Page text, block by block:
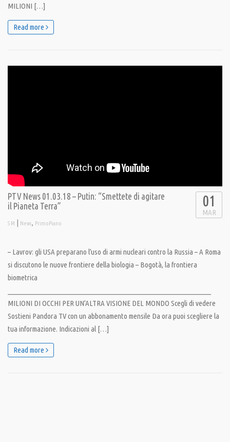
MILIONI […]
Read more
PTV News 01.03.18 – Putin: “Smettete di agitare
il Pianeta Terra”
S M | News, PrimoPiano
01
MAR
– Lavrov: gli USA preparano l’uso di armi nucleari contro la Russia – A Roma
si discutono le nuove frontiere della biologia – Bogotà, la frontiera
biometrica
MILIONI DI OCCHI PER UN’ALTRA VISIONE DEL MONDO Scegli di vedere
Sostieni Pandora TV con un abbonamento mensile Da ora puoi scegliere la
tua informazione. Indicazioni al […]
Read more